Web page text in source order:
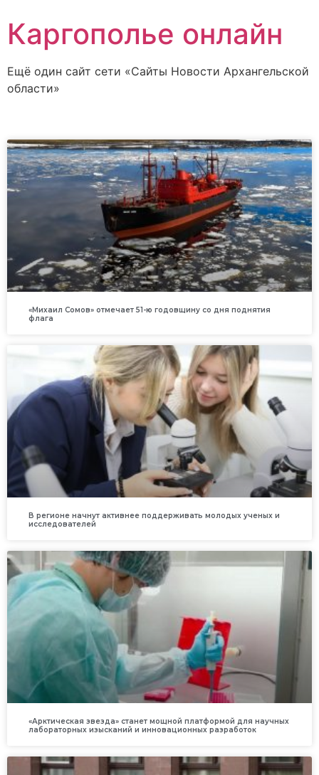
Каргополье онлайн
Ещё один сайт сети «Сайты Новости Архангельской
области»
«Михаил Сомов» отмечает 51-ю годовщину со дня поднятия
флага
В регионе начнут активнее поддерживать молодых ученых и
исследователей
«Арктическая звезда» станет мощной платформой для научных
лабораторных изысканий и инновационных разработок